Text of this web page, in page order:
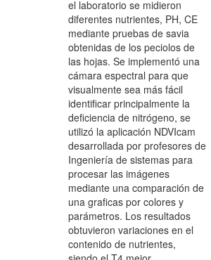
el laboratorio se midieron
diferentes nutrientes, PH, CE
mediante pruebas de savia
obtenidas de los peciolos de
las hojas. Se implementó una
cámara espectral para que
visualmente sea más fácil
identificar principalmente la
deficiencia de nitrógeno, se
utilizó la aplicación NDVIcam
desarrollada por profesores de
Ingeniería de sistemas para
procesar las imágenes
mediante una comparación de
una graficas por colores y
parámetros. Los resultados
obtuvieron variaciones en el
contenido de nutrientes,